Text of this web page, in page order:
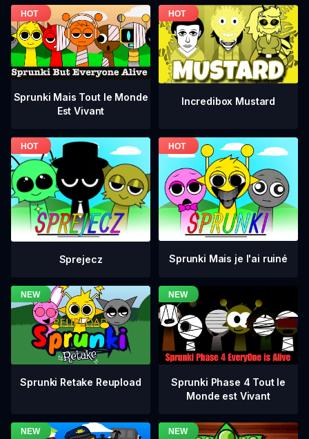
Sprunki Mais Tout le Monde
Est Vivant
Incredibox Mustard
Sprejecz Sprunki Mais je l'ai ruiné
Sprunki Retake Reupload
Sprunki Phase 4 Tout le
Monde est Vivant